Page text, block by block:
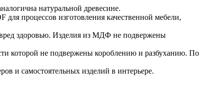
натуральной древесине.
процессов изготовления качественной мебели,
вред здоровью. Изделия из МДФ не подвержены
которой не подвержены короблению и разбуханию. По
и самостоятельных изделий в интерьере.